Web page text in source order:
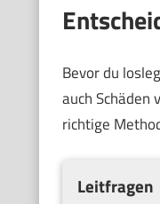
Bevor du
auch Schäden
richtige
Leitfragen